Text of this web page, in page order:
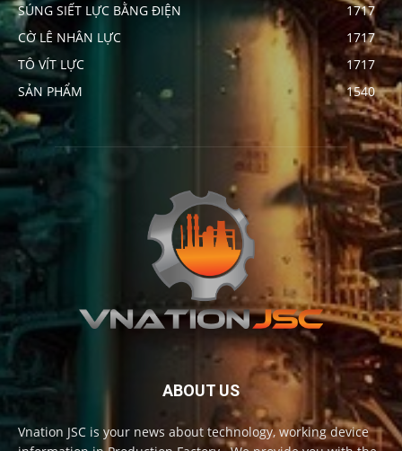
SÚNG SIẾT LỰC BẰNG ĐIỆN
1717
CỜ LÊ NHÂN LỰC
1717
TÔ VÍT LỰC
1717
SẢN PHẨM
1540
ABOUT US
Vnation JSC is your news about technology, working device